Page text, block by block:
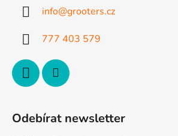
info@grooters.cz
777 403 579
Odebírat newsletter